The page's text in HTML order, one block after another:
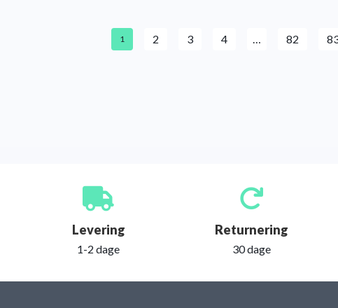
1 2 3 4 … 82
Levering
1-2 dage
Returnering
30 dage